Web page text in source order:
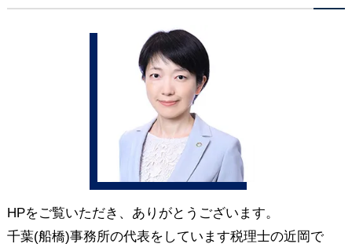
HPをご覧いただき、ありがとうございます。
千葉(船橋)事務所の代表をしています税理士の近岡で